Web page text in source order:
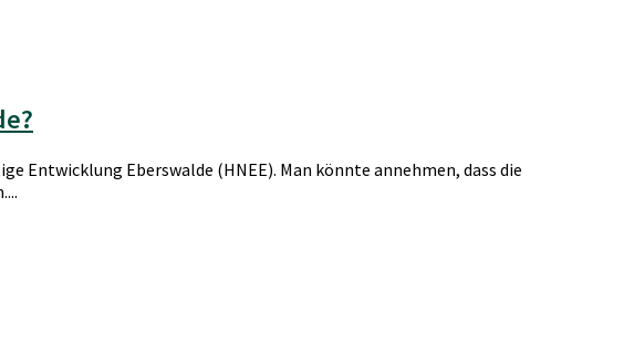
Entwicklung Eberswalde (HNEE). Man könnte annehmen, dass die